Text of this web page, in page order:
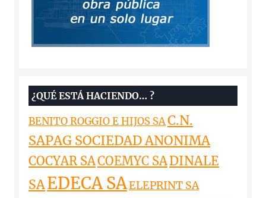
¿QUÉ ESTÁ HACIENDO… ?
BENITO ROGGIO E HIJOS SAC.N.
SAPAG SOCIEDAD ANONIMA
COCYAR SACOEMYC SADINALE
SAEDECA SAELEPRINT SA